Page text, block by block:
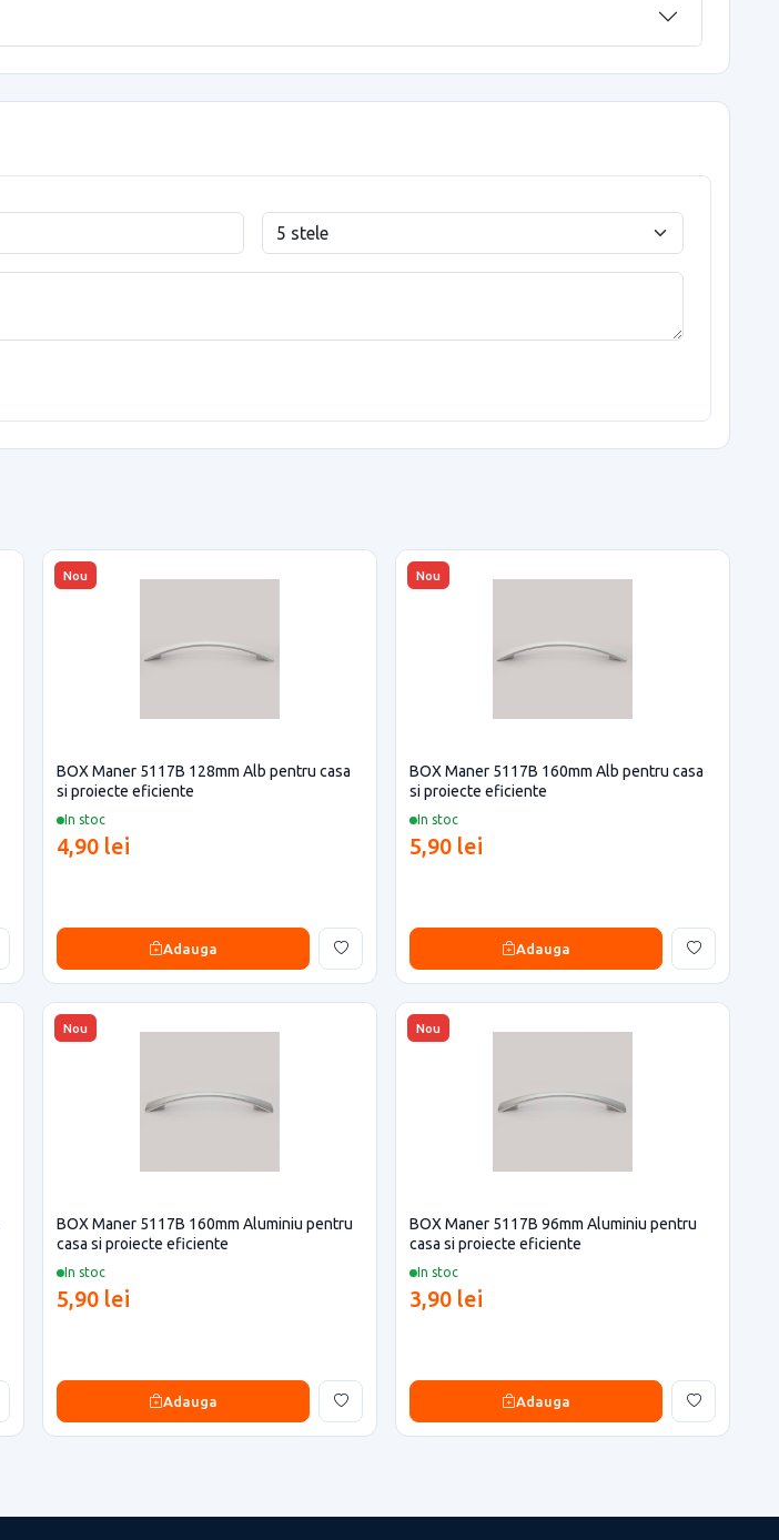
Nou
In stoc
BOX Maner 5117B 128mm Alb pentru casa
si proiecte eficiente
4,90 lei
Adauga
Nou
In stoc
BOX Maner 5117B 160mm Alb pentru casa
si proiecte eficiente
5,90 lei
Adauga
Nou
In stoc
BOX Maner 5117B 160mm Aluminiu pentru
casa si proiecte eficiente
5,90 lei
Adauga
Nou
In stoc
BOX Maner 5117B 96mm Aluminiu pentru
casa si proiecte eficiente
3,90 lei
Adauga